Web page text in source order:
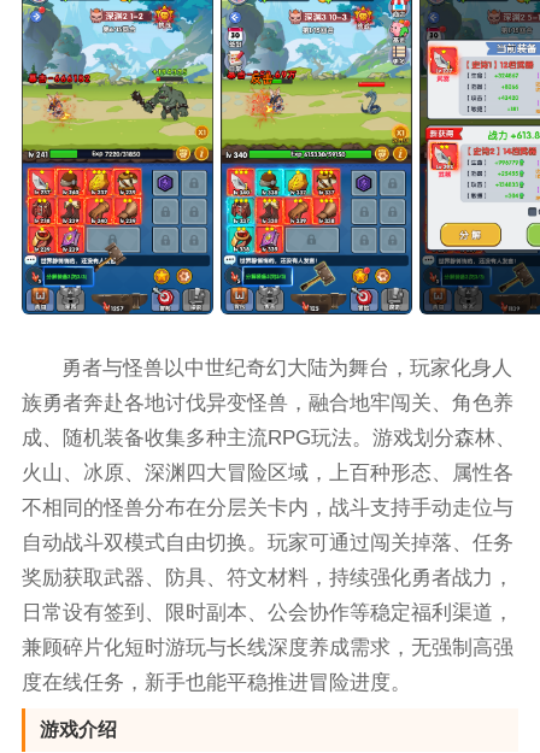
勇者与怪兽以中世纪奇幻大陆为舞台，玩家化身人
族勇者奔赴各地讨伐异变怪兽，融合地牢闯关、角色养
成、随机装备收集多种主流RPG玩法。游戏划分森林、
火山、冰原、深渊四大冒险区域，上百种形态、属性各
不相同的怪兽分布在分层关卡内，战斗支持手动走位与
自动战斗双模式自由切换。玩家可通过闯关掉落、任务
奖励获取武器、防具、符文材料，持续强化勇者战力，
日常设有签到、限时副本、公会协作等稳定福利渠道，
兼顾碎片化短时游玩与长线深度养成需求，无强制高强
度在线任务，新手也能平稳推进冒险进度。
游戏介绍